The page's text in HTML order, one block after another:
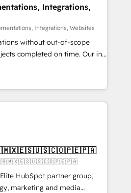
drive revenue efficiency. 🔹
HubSpot with your tech stack
and configurations. We are
security and compliance. At
teams focus on the
Integrations,
Integrations, Websites
without out-of-scope
completed on time. Our in-
CRM architects, experts,
and marketers handles all
clients ✨
from 15+ different CRMs
5,000+ pages ✨ CS: Clients
& +751% new visitors for a
✨ CS: 415% conversion
leaders:
Migration Impact Award 🏆
🇨🇱🇧🇷🇲🇽🇪🇸🇺🇸🇨🇴🇵🇪🇵🇦
HubSpot partner group,
marketing and media